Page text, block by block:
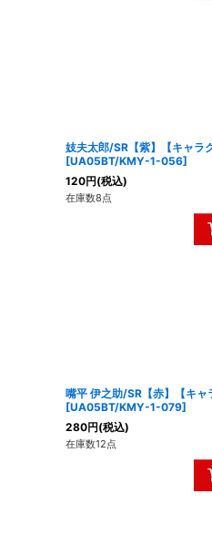
妓夫太郎/SR【紫】【キャ
[UA05BT/KMY-1-056]
120円(税込)
在庫数8点
嘴平 伊之助/SR【赤】【キ
[UA05BT/KMY-1-079]
280円(税込)
在庫数12点